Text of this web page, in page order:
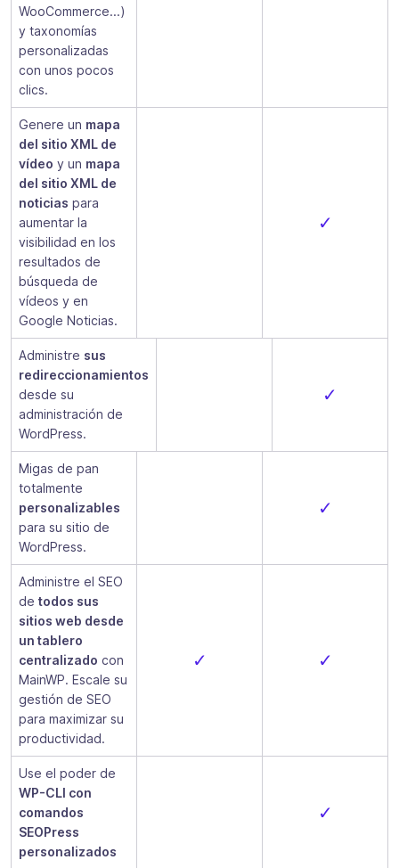
WooCommerce...)
y taxonomías
personalizadas
con unos pocos
clics.
Genere un mapa
del sitio XML de
vídeo y un mapa
del sitio XML de
noticias para
aumentar la
visibilidad en los
resultados de
búsqueda de
vídeos y en
Google Noticias.
✓
Administre sus
redireccionamientos
desde su
administración de
WordPress.
✓
Migas de pan
totalmente
personalizables
para su sitio de
WordPress.
✓
Administre el SEO
de todos sus
sitios web desde
un tablero
centralizado con
MainWP. Escale su
gestión de SEO
para maximizar su
productividad.
✓ ✓
Use el poder de
WP-CLI con
comandos
SEOPress
personalizados
✓